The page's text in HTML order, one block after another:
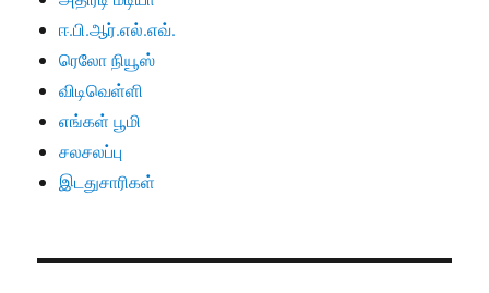
ஈ.பி.ஆர்.எல்.எவ்.
ரெலோ நியூஸ்
விடிவெள்ளி
எங்கள் பூமி
சலசலப்பு
இடதுசாரிகள்